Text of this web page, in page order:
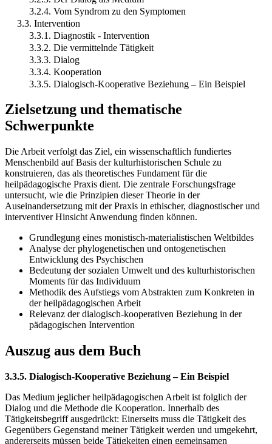
3.2.4. Vom Syndrom zu den Symptomen
3.3. Intervention
3.3.1. Diagnostik - Intervention
3.3.2. Die vermittelnde Tätigkeit
3.3.3. Dialog
3.3.4. Kooperation
3.3.5. Dialogisch-Kooperative Beziehung – Ein Beispiel
Zielsetzung und thematische
Schwerpunkte
Die Arbeit verfolgt das Ziel, ein wissenschaftlich fundiertes
Menschenbild auf Basis der kulturhistorischen Schule zu
konstruieren, das als theoretisches Fundament für die
heilpädagogische Praxis dient. Die zentrale Forschungsfrage
untersucht, wie die Prinzipien dieser Theorie in der
Auseinandersetzung mit der Praxis in ethischer, diagnostischer und
interventiver Hinsicht Anwendung finden können.
Grundlegung eines monistisch-materialistischen Weltbildes
Analyse der phylogenetischen und ontogenetischen
Entwicklung des Psychischen
Bedeutung der sozialen Umwelt und des kulturhistorischen
Moments für das Individuum
Methodik des Aufstiegs vom Abstrakten zum Konkreten in
der heilpädagogischen Arbeit
Relevanz der dialogisch-kooperativen Beziehung in der
pädagogischen Intervention
Auszug aus dem Buch
3.3.5. Dialogisch-Kooperative Beziehung – Ein Beispiel
Das Medium jeglicher heilpädagogischen Arbeit ist folglich der
Dialog und die Methode die Kooperation. Innerhalb des
Tätigkeitsbegriff ausgedrückt: Einerseits muss die Tätigkeit des
Gegenübers Gegenstand meiner Tätigkeit werden und umgekehrt,
andererseits müssen beide Tätigkeiten einen gemeinsamen